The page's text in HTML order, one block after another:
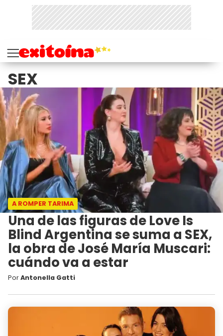
SEX
A ROMPER TARIMA
Una de las figuras de Love Is
Blind Argentina se suma a SEX,
la obra de José María Muscari:
cuándo va a estar
PorAntonella Gatti